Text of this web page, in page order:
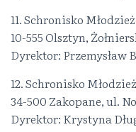
11. Schronisko
10-555 Olsztyn,
Dyrektor: Przemysław
12. Schronisko
34-500 Zakopane, ul.
Dyrektor: Krystyna